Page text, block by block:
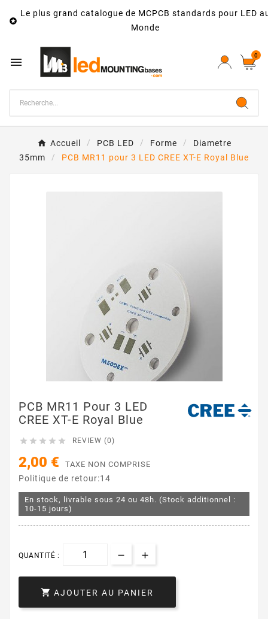

Le plus grand catalogue de MCPCB standards pour LED
Monde
 0
Accueil PCB LED Forme
Diametre
35mm
PCB MR11 pour 3 LED CREE XT-E Royal Blue
PCB MR11 Pour 3 LED
CREE XT-E Royal Blue
     REVIEW (0)
2,00 € TAXE NON COMPRISE
Politique de retour:14
En stock, livrable sous 24 ou 48h. (Stock additionnel :
10-15 jours)
QUANTITÉ :
 AJOUTER AU PANIER